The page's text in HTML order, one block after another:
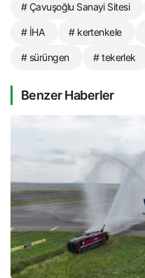
# Çavuşoğlu Sanayi Sitesi
# İHA # kertenkele
# sürüngen # tekerlek
Benzer Haberler